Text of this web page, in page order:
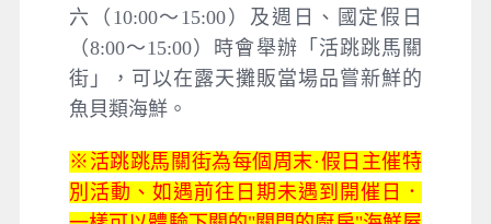
六（10:00～15:00）及週日、國定假日
（8:00～15:00）時會舉辦「活跳跳馬關
街」，可以在露天攤販當場品嘗新鮮的
魚貝類海鮮。
※活跳跳馬關街為每個周末·假日主催特
別活動、如遇前往日期未遇到開催日．